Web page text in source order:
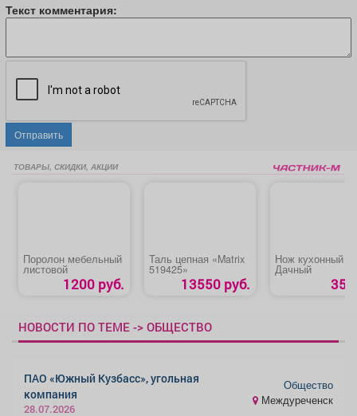
Текст комментария:
Отправить
ТОВАРЫ, СКИДКИ, АКЦИИ
Поролон мебельный
листовой
1200 руб.
Таль цепная «Matrix
519425»
13550 руб.
Нож кухонный
Дачный
35
НОВОСТИ ПО ТЕМЕ -> ОБЩЕСТВО
ПАО «Южный Кузбасс», угольная
компания
28.07.2026
Общество
Междуреченск